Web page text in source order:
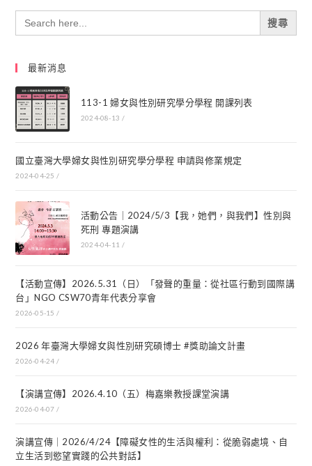
Search
for:
最新消息
113-1 婦女與性別研究學分學程 開課列表
2024-08-13 /
國立臺灣大學婦女與性別研究學分學程 申請與修業規定
2024-04-25 /
活動公告｜2024/5/3【我，她們，與我們】性別與
死刑 專題演講
2024-04-11 /
【活動宣傳】2026.5.31（日）「發聲的重量：從社區行動到國際講
台」NGO CSW70青年代表分享會
2026-05-15 /
2026 年臺灣大學婦女與性別研究碩博士 #獎助論文計畫
2026-04-24 /
【演講宣傳】2026.4.10（五）梅嘉樂教授課堂演講
2026-04-07 /
演講宣傳｜2026/4/24【障礙女性的生活與權利：從脆弱處境、自
立生活到慾望實踐的公共對話】